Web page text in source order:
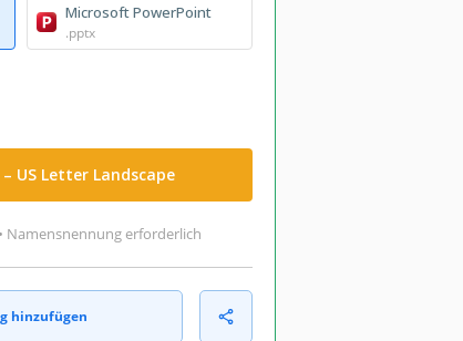
Microsoft PowerPoint
.pptx
US Letter Landscape
Namensnennung erforderlich
hinzufügen